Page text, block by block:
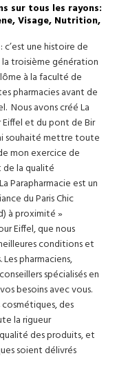
sur tous les rayons:
Visage, Nutrition,
une histoire de
la troisième génération
à la faculté de
pharmacies avant de
Nous avons créé La
Eiffelet du pont de Bir
souhaité mettre toute
mon exercice de
la qualité
Parapharmacie est un
du Paris Chic
à proximité »
Eiffel, que nous
conditions et
pharmaciens,
spécialisés en
besoins avec vous.
des
la rigueur
des produits, et
soient délivrés